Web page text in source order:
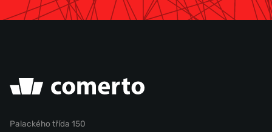
Palackého třída 150